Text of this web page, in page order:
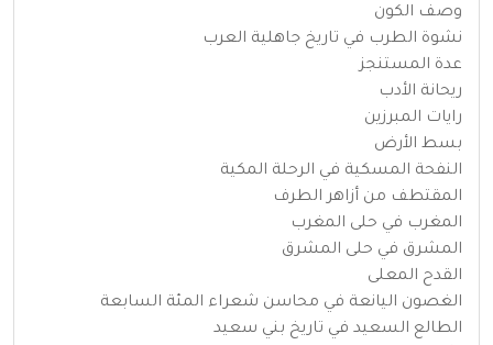
وصف الكون
نشوة الطرب في تاريخ جاهلية العرب
عدة المستنجز
ريحانة الأدب
رايات المبرزين
بسط الأرض
النفحة المسكية في الرحلة المكية
المقتطف من أزاهر الطرف
المغرب في حلى المغرب
المشرق في حلى المشرق
القدح المعلى
الغصون اليانعة في محاسن شعراء المئة السابعة
الطالع السعيد في تاريخ بني سعيد